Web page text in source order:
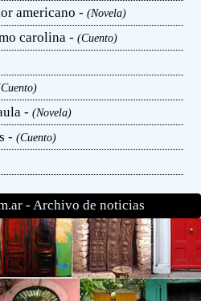
americano -(Novela)
carolina -(Cuento)
-(Novela)
-(Cuento)
- Archivo de noticias